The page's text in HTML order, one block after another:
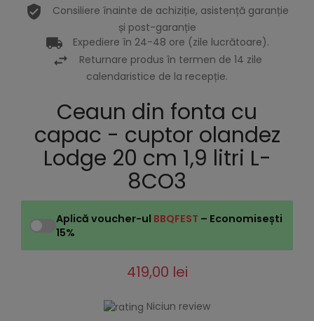
Consiliere înainte de achiziție, asistență garanție
și post-garanție
Expediere în 24-48 ore (zile lucrătoare).
Returnare produs în termen de 14 zile
calendaristice de la recepție.
Ceaun din fonta cu
capac - cuptor olandez
Lodge 20 cm 1,9 litri L-
8CO3
Aplică voucher-ul BBQFEST – Economisești
15%
419,00 lei
Niciun review